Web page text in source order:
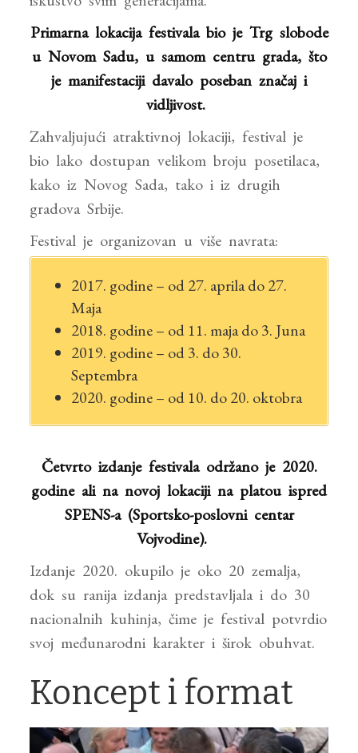
Primarna lokacija festivala bio je Trg slobode
u Novom Sadu, u samom centru grada, što
je manifestaciji davalo poseban značaj i
vidljivost.
Zahvaljujući atraktivnoj lokaciji, festival je
bio lako dostupan velikom broju posetilaca,
kako iz Novog Sada, tako i iz drugih
gradova Srbije.
Festival je organizovan u više navrata:
2017. godine – od 27. aprila do 27.
Maja
2018. godine – od 11. maja do 3. Juna
2019. godine – od 3. do 30.
Septembra
2020. godine – od 10. do 20. oktobra
Četvrto izdanje festivala održano je 2020.
godine ali na novoj lokaciji na platou ispred
SPENS-a (Sportsko-poslovni centar
Vojvodine).
Izdanje 2020. okupilo je oko 20 zemalja,
dok su ranija izdanja predstavljala i do 30
nacionalnih kuhinja, čime je festival potvrdio
svoj međunarodni karakter i širok obuhvat.
Koncept i format